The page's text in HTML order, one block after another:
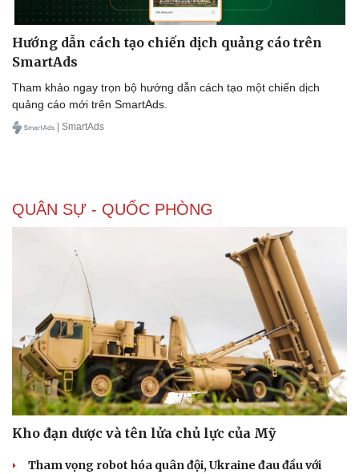
Làm đẹp - giảm cân
Phòng mạch online
Ăn sạch sống khỏe
Hướng dẫn cách tạo chiến dịch quảng cáo trên
SmartAds
Tham khảo ngay trọn bộ hướng dẫn cách tạo một chiến dịch
quảng cáo mới trên SmartAds.
| SmartAds
QUÂN SỰ - QUỐC PHÒNG
Kho đạn dược và tên lửa chủ lực của Mỹ
Tham vọng robot hóa quân đội, Ukraine đau đầu với